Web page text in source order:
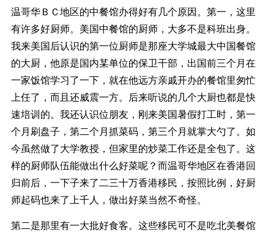
温哥华ＢＣ地区的中餐馆办得好有几个原因。第一，这里
有许多好厨师。美国中餐馆的厨师，大多不是科班出身。
我来美国后认识的第一位厨师是那座大学城最大中国餐馆
的大厨，他原是国内某单位的保卫干部，出国前三个月在
一家饭馆学习了一下，就在他远方亲戚开办的餐馆里匆忙
上任了，而且还威震一方。后来听说的几个大厨也都是快
速培训的。我还认识位朋友，刚来美国暑假打工时，第一
个月刷盘子，第二个月抓菜码，第三个月就掌大勺了。如
今虽然做了大学教授，但家里的炒菜工作还是全包了。这
样的厨师队伍能做出什么好菜呢？而温哥华地区在香港回
归前后，一下子来了二三十万香港移民，按照比例，好厨
师起码也来了上千人，做出好菜当然不奇怪。
第二是那里有一大批好食客。这些移民可不是吃北美餐馆